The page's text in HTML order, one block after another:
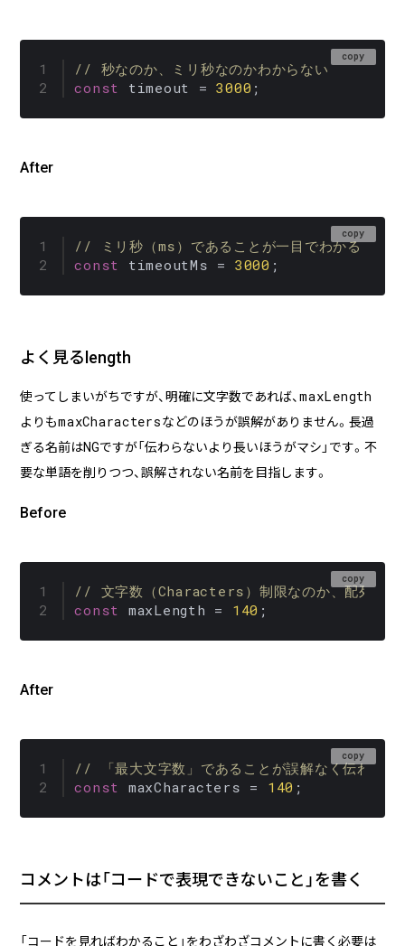
copy
// 秒なのか、ミリ秒なのかわからない
const
timeout = 3000 ;
After
copy
// ミリ秒（ms）であることが一目でわかる
const
timeoutMs = 3000 ;
よく見るlength
使ってしまいがちですが、明確に文字数であれば、maxLength
よりもmaxCharactersなどのほうが誤解がありません。長過
ぎる名前はNGですが「伝わらないより長いほうがマシ」です。不
要な単語を削りつつ、誤解されない名前を目指します。
Before
copy
// 文字数（Characters）制限なのか、配列の長
const maxLength = 140 ;
After
copy
// 「最大文字数」であることが誤解なく伝わる
const maxCharacters = 140 ;
コメントは「コードで表現できないこと」を書く
「コードを見ればわかること」をわざわざコメントに書く必要は